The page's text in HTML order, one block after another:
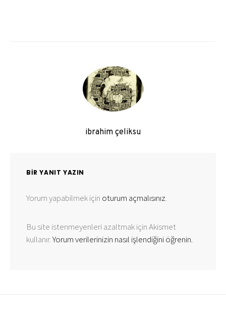
ibrahim çeliksu
BIR YANIT YAZIN
Yorum yapabilmek için oturum açmalısınız.
Bu site istenmeyenleri azaltmak için Akismet
kullanır.Yorum verilerinizin nasıl işlendiğini öğrenin.